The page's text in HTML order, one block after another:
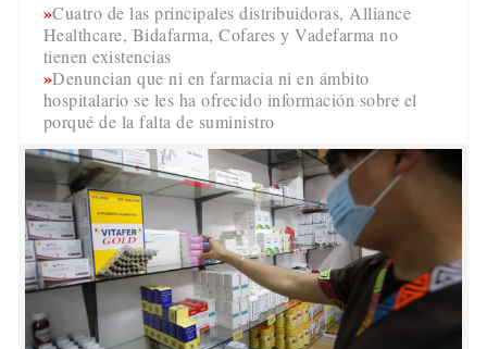
Cuatro de las principales distribuidoras, Alliance
Healthcare, Bidafarma, Cofares y Vadefarma no
tienen existencias
Denuncian que ni en farmacia ni en ámbito
hospitalario se les ha ofrecido información sobre el
porqué de la falta de suministro